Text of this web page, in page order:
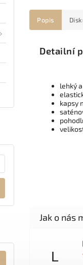
Popis
Detailní
lehký
kapsy
L